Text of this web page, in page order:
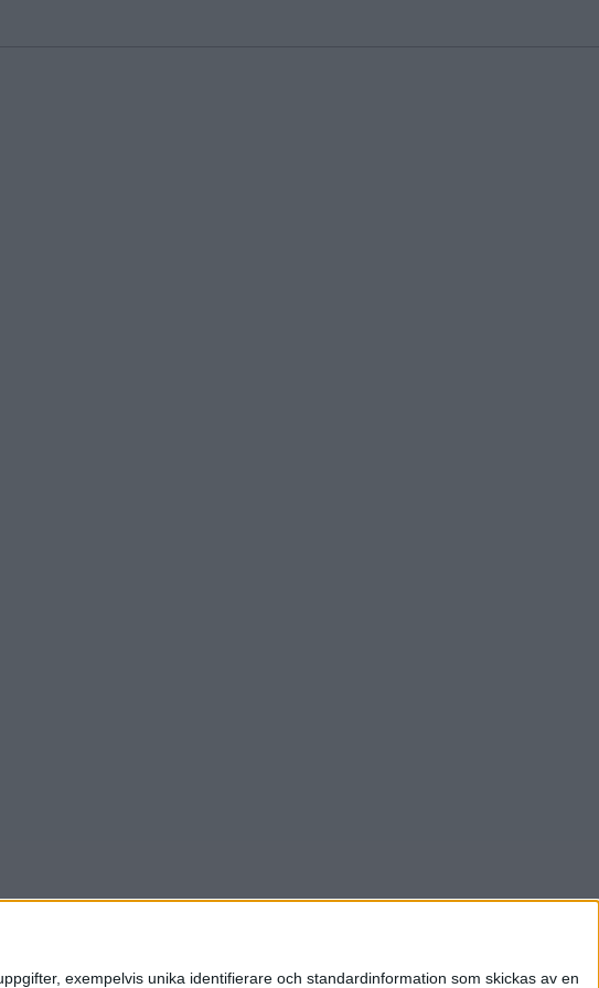
exempelvis unika identifierare och standardinformation som skickas av en